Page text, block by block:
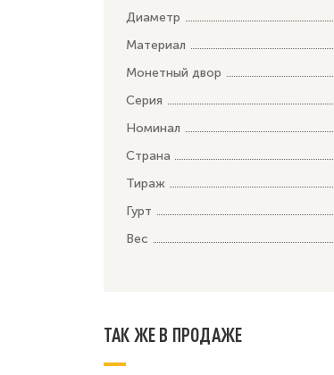
Диаметр
Материал
Монетный двор
Серия
Номинал
Страна
Тираж
Гурт
Вес
ТАК ЖЕ В ПРОДАЖЕ